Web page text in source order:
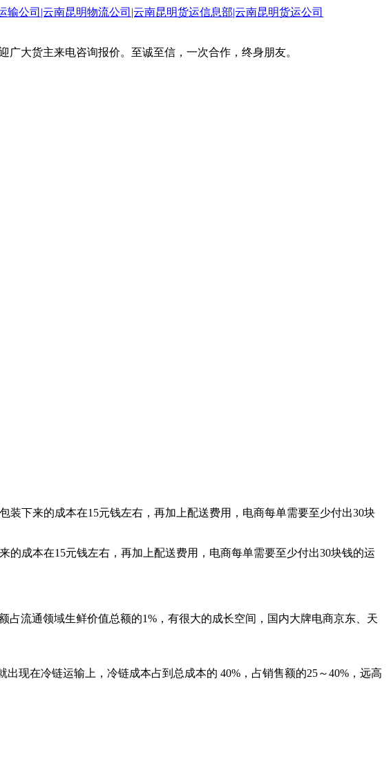
大货主来电咨询报价。至诚至信，一次合作，终身朋友。
下来的成本在15元钱左右，再加上配送费用，电商每单需要至少付出30块
成本在15元钱左右，再加上配送费用，电商每单需要至少付出30块钱的运
流通领域生鲜价值总额的1%，有很大的成长空间，国内大牌电商京东、天
现在冷链运输上，冷链成本占到总成本的 40%，占销售额的25～40%，远高